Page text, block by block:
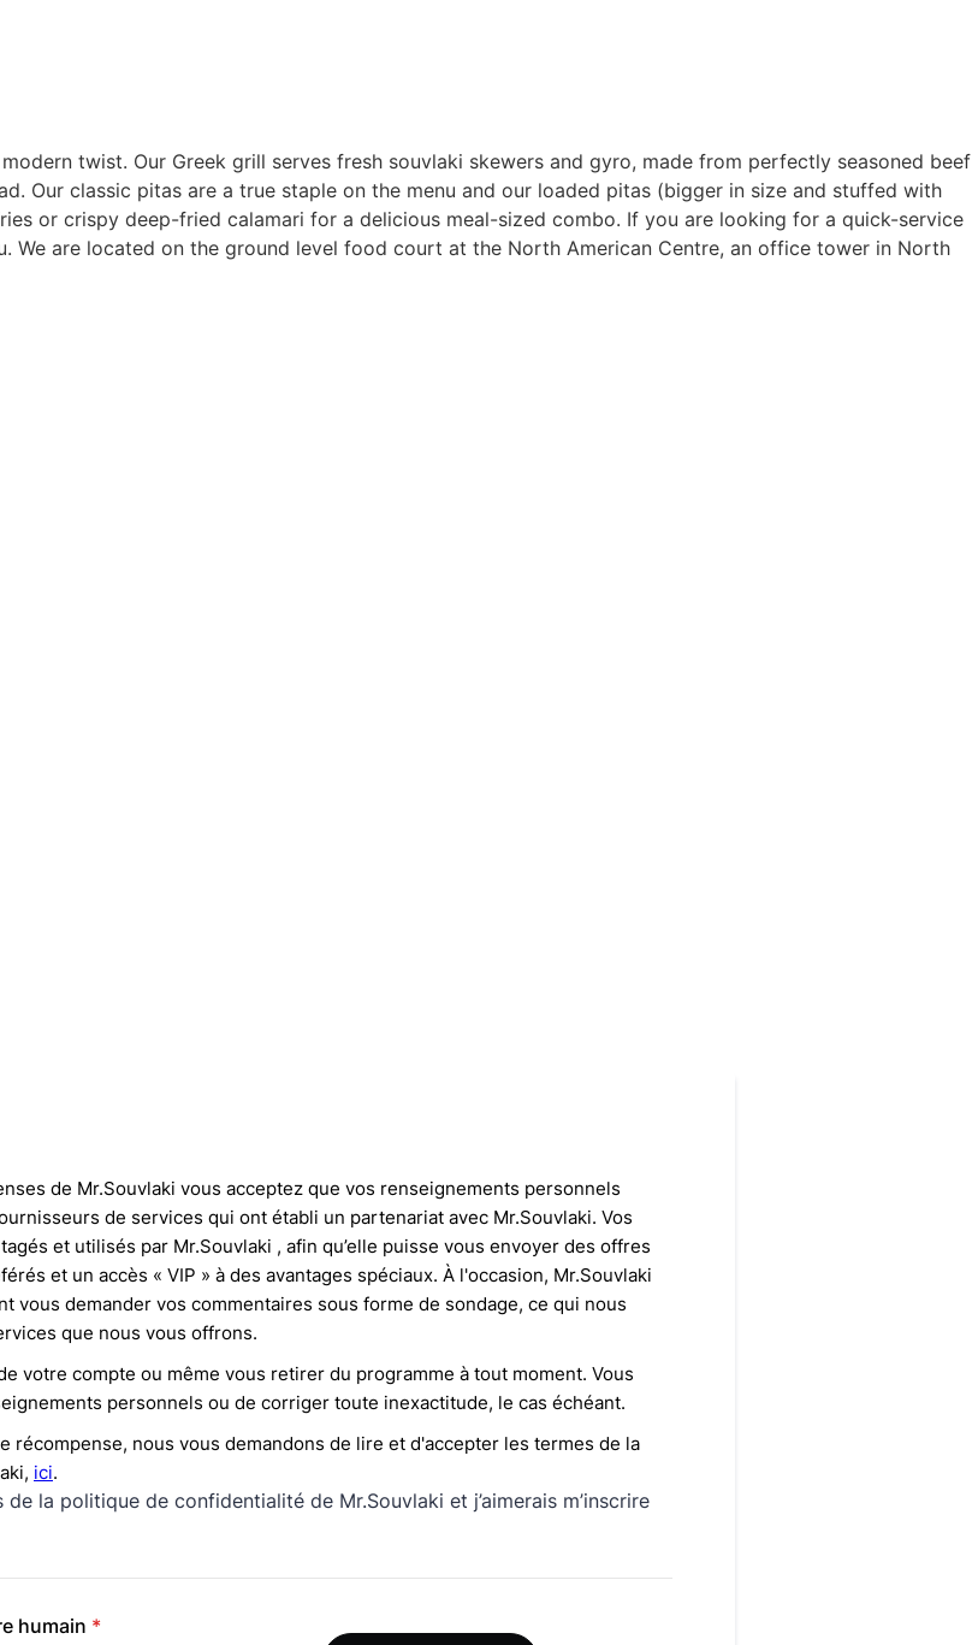
twist. Our Greek grill serves fresh souvlaki skewers and gyro, made from perfectly seasoned beef
Our classic pitas are a true staple on the menu and our loaded pitas (bigger in size and stuffed with
or crispy deep-fried calamari for a delicious meal-sized combo. If you are looking for a quick-service
We are located on the ground level food court at the North American Centre, an office tower in North